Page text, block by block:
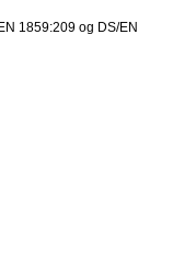
1859:209 og DS/EN